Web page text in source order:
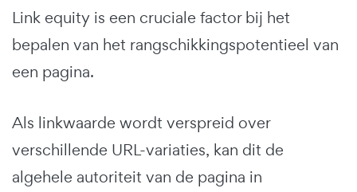
Link equity is een cruciale factor bij het
bepalen van het rangschikkingspotentieel van
een pagina.
Als linkwaarde wordt verspreid over
verschillende URL-variaties, kan dit de
algehele autoriteit van de pagina in